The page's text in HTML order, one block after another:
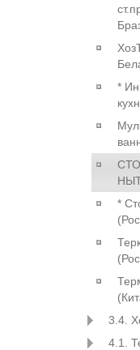
*
*
3.4.
4.1.